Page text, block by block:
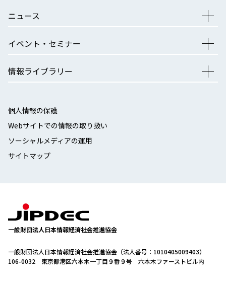
ニュース
イベント・セミナー
情報ライブラリー
個人情報の保護
Webサイトでの情報の取り扱い
ソーシャルメディアの運用
サイトマップ
一般財団法人日本情報経済社会推進協会
一般財団法人日本情報経済社会推進協会（法人番号：1010405009403）
106-0032 東京都港区六本木一丁目９番９号 六本木ファーストビル内